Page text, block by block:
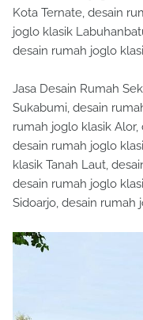
Kota Ternate, desain
joglo klasik
desain rumah joglo
Jasa Desain Rumah
Sukabumi, desain
rumah joglo klasik
desain rumah joglo
klasik Tanah Laut,
desain rumah joglo
Sidoarjo, desain rumah